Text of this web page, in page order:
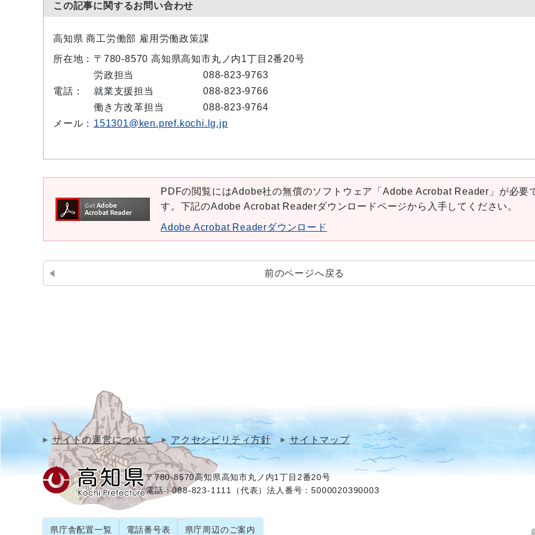
この記事に関するお問い合わせ
高知県 商工労働部 雇用労働政策課
所在地： 〒780-8570 高知県高知市丸ノ内1丁目2番20号
電話：
労政担当
088-823-9763
就業支援担当
088-823-9766
働き方改革担当
088-823-9764
メール： 151301@ken.pref.kochi.lg.jp
PDFの閲覧にはAdobe社の無償のソフトウェア「Adobe Acrobat Reader」が必要
す。下記のAdobe Acrobat Readerダウンロードページから入手してください。
Adobe Acrobat Readerダウンロード
前のページへ戻る
サイトの運営について アクセシビリティ方針 サイトマップ
〒780-8570高知県高知市丸ノ内1丁目2番20号
電話：088-823-1111（代表）法人番号：5000020390003
県庁舎配置一覧 電話番号表 県庁周辺のご案内